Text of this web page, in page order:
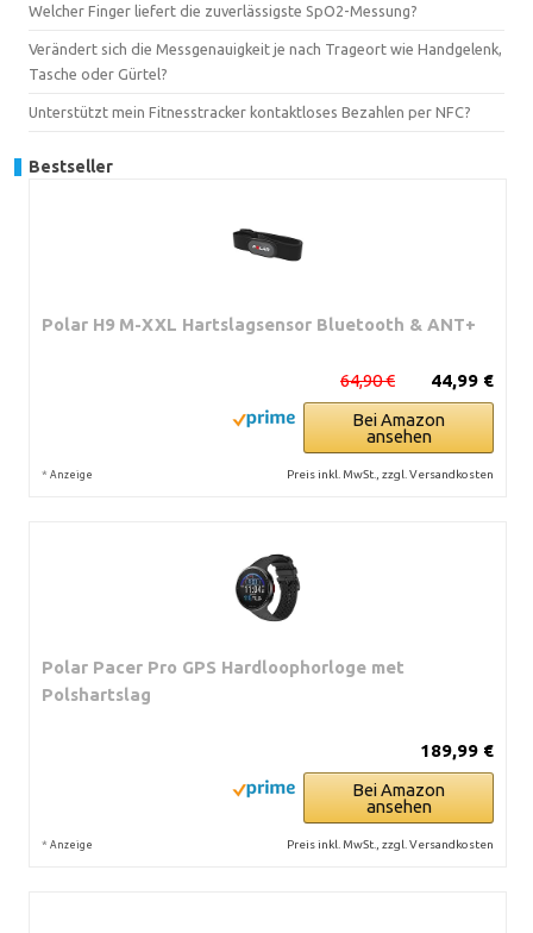
Welcher Finger liefert die zuverlässigste SpO2-Messung?
Verändert sich die Messgenauigkeit je nach Trageort wie Handgelenk,
Tasche oder Gürtel?
Unterstützt mein Fitnesstracker kontaktloses Bezahlen per NFC?
Bestseller
Polar H9 M-XXL Hartslagsensor Bluetooth & ANT+
44,99 €
64,90 €
Bei Amazon
ansehen
* Anzeige Preis inkl. MwSt., zzgl. Versandkosten
Polar Pacer Pro GPS Hardloophorloge met
Polshartslag
189,99 €
Bei Amazon
ansehen
* Anzeige Preis inkl. MwSt., zzgl. Versandkosten